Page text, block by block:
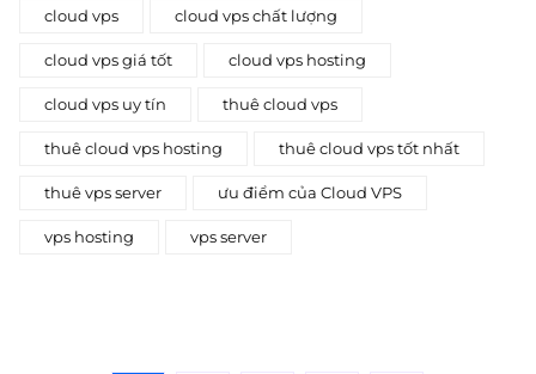
cloud vps cloud vps chất lượng
cloud vps giá tốt cloud vps hosting
cloud vps uy tín thuê cloud vps
thuê cloud vps hosting thuê cloud vps tốt nhất
thuê vps server ưu điểm của Cloud VPS
vps hosting vps server